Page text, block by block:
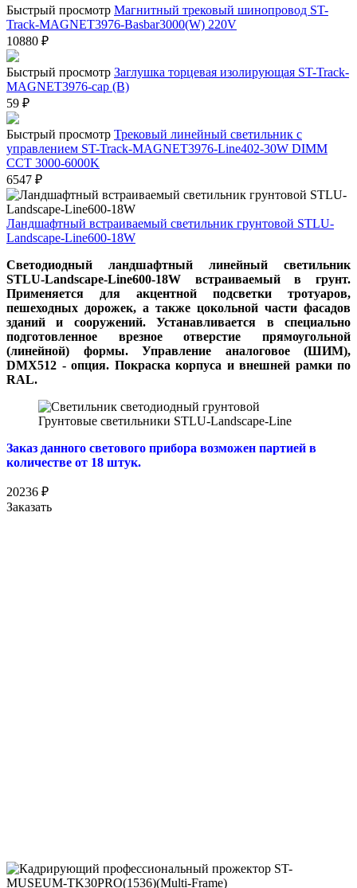
Быстрый просмотр Магнитный трековый шинопровод ST-
Track-MAGNET3976-Basbar3000(W) 220V
10880 ₽
Быстрый просмотр Заглушка торцевая изолирующая ST-Track-
MAGNET3976-cap (B)
59 ₽
Быстрый просмотр Трековый линейный светильник с
управлением ST-Track-MAGNET3976-Line402-30W DIMM
CCT 3000-6000K
6547 ₽
Ландшафтный встраиваемый светильник грунтовой STLU-
Landscape-Line600-18W
Светодиодный ландшафтный линейный светильник
STLU-Landscape-Line600-18W встраиваемый в грунт.
Применяется для акцентной подсветки тротуаров,
пешеходных дорожек, а также цокольной части фасадов
зданий и сооружений. Устанавливается в специально
подготовленное врезное отверстие прямоугольной
(линейной) формы. Управление аналоговое (ШИМ),
DMX512 - опция. Покраска корпуса и внешней рамки по
RAL.
Грунтовые светильники STLU-Landscape-Line
Заказ данного светового прибора возможен партией в
количестве от 18 штук.
20236 ₽
Заказать